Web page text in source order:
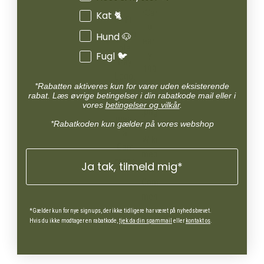
Kat 🐈
Hund 🐶
Fugl 🐦
*Rabatten aktiveres kun for varer uden eksisterende
rabat. Læs øvrige betingelser i din rabatkode mail eller i
vores betingelser og vilkår.
*Rabatkoden kun gælder på vores webshop
Ja tak, tilmeld mig*
*Gælder kun for nye signups, der ikke tidligere har været på nyhedsbrevet.
Hvis du ikke modtager en rabatkode, tjek da din spammail ellerkontakt os